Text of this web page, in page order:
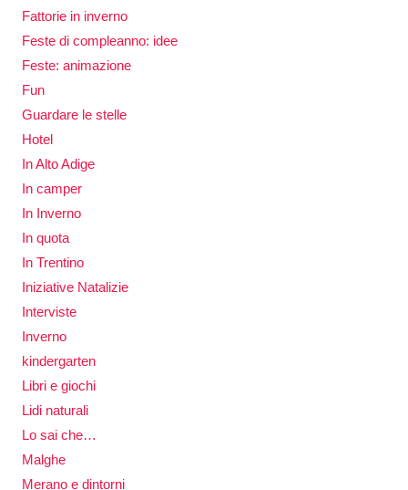
Fattorie in inverno
Feste di compleanno: idee
Feste: animazione
Fun
Guardare le stelle
Hotel
In Alto Adige
In camper
In Inverno
In quota
In Trentino
Iniziative Natalizie
Interviste
Inverno
kindergarten
Libri e giochi
Lidi naturali
Lo sai che…
Malghe
Merano e dintorni